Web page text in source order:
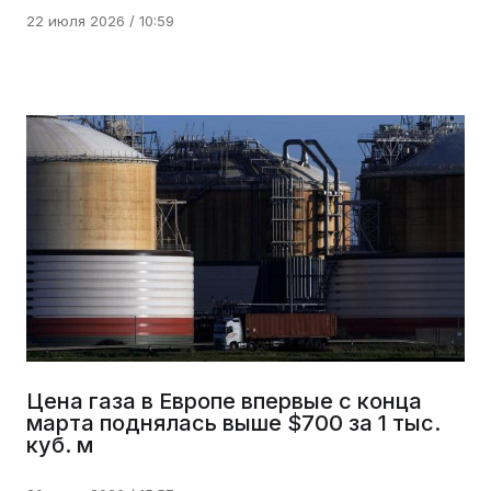
22 июля 2026 / 10:59
Цена газа в Европе впервые с конца
марта поднялась выше $700 за 1 тыс.
куб. м